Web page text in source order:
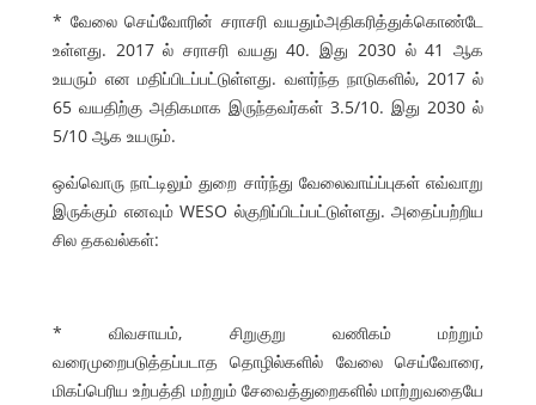
* வேலை செய்வோரின் சராசரி வயதும்அதிகரித்துக்கொண்டே
உள்ளது. 2017 ல் சராசரி வயது 40. இது 2030 ல் 41 ஆக
உயரும் என மதிப்பிடப்பட்டுள்ளது. வளர்ந்த நாடுகளில், 2017 ல்
65 வயதிற்கு அதிகமாக இருந்தவர்கள் 3.5/10. இது 2030 ல்
5/10 ஆக உயரும்.
ஒவ்வொரு நாட்டிலும் துறை சார்ந்து வேலைவாய்ப்புகள் எவ்வாறு
இருக்கும் எனவும் WESO ல்குறிப்பிடப்பட்டுள்ளது. அதைப்பற்றிய
சில தகவல்கள்:
* விவசாயம், சிறுகுறு வணிகம் மற்றும்
வரைமுறைபடுத்தப்படாத தொழில்களில் வேலை செய்வோரை,
மிகப்பெரிய உற்பத்தி மற்றும் சேவைத்துறைகளில் மாற்றுவதையே